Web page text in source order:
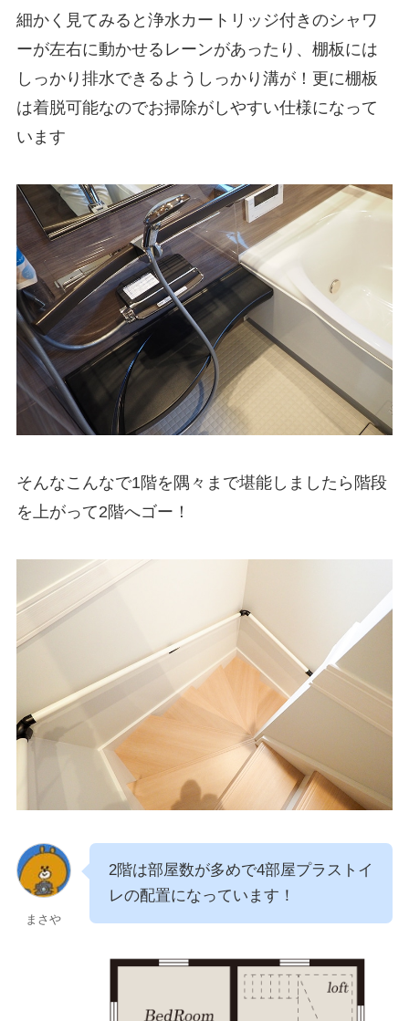
細かく見てみると浄水カートリッジ付きのシャワ
ーが左右に動かせるレーンがあったり、棚板には
しっかり排水できるようしっかり溝が！更に棚板
は着脱可能なのでお掃除がしやすい仕様になって
います
そんなこんなで1階を隅々まで堪能しましたら階段
を上がって2階へゴー！
まさや
2階は部屋数が多めで4部屋プラストイ
レの配置になっています！